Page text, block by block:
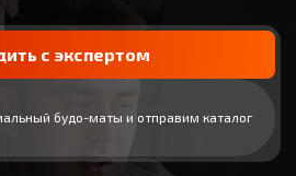
с экспертом
будо-маты и отправим каталог